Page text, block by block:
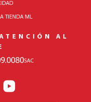
TIENDA ML
AL
SAC